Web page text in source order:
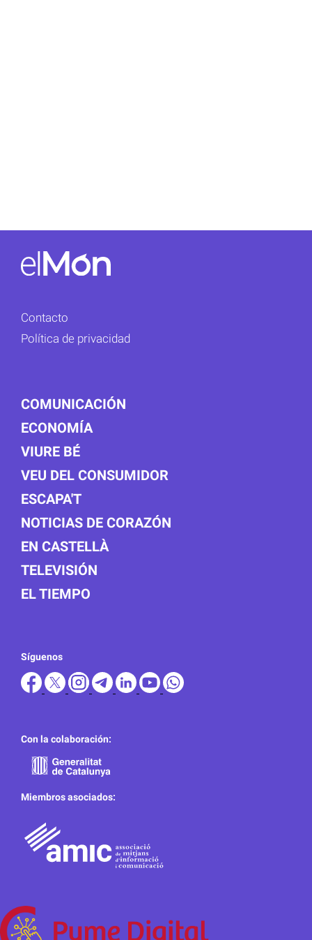
Contacto
Política de privacidad
COMUNICACIÓN
ECONOMÍA
VIURE BÉ
VEU DEL CONSUMIDOR
ESCAPA'T
NOTICIAS DE CORAZÓN
EN CASTELLÀ
TELEVISIÓN
EL TIEMPO
Síguenos
Con la colaboración:
Miembros asociados: